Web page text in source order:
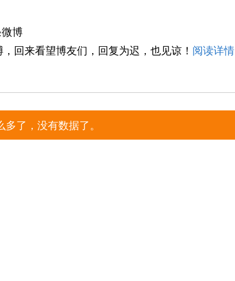
博
回来看望博友们，回复为迟，也见谅！ 阅读详情
多了，没有数据了。